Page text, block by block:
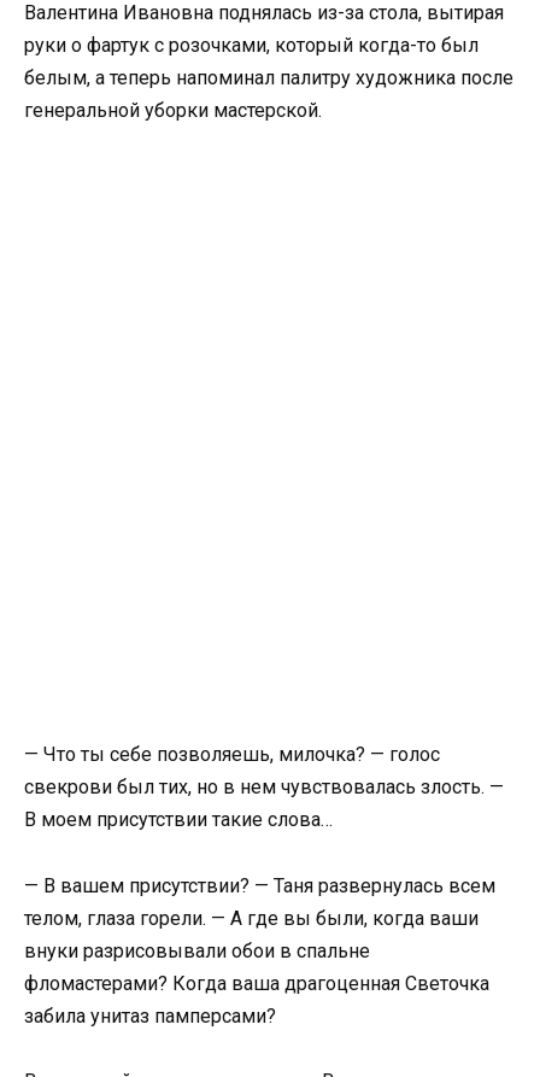
Валентина Ивановна поднялась из-за стола, вытирая
руки о фартук с розочками, который когда-то был
белым, а теперь напоминал палитру художника после
генеральной уборки мастерской.
— Что ты себе позволяешь, милочка? — голос
свекрови был тих, но в нем чувствовалась злость. —
В моем присутствии такие слова…
— В вашем присутствии? — Таня развернулась всем
телом, глаза горели. — А где вы были, когда ваши
внуки разрисовывали обои в спальне
фломастерами? Когда ваша драгоценная Светочка
забила унитаз памперсами?